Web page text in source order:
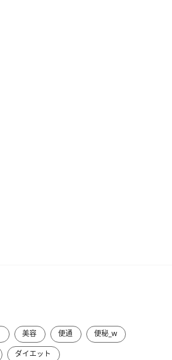
美容 便通
便秘_w
ダイエット